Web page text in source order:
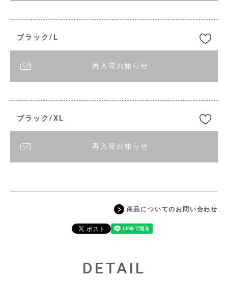
ブラック/L
再入荷お知らせ
ブラック/XL
再入荷お知らせ
商品についてのお問い合わせ
DETAIL